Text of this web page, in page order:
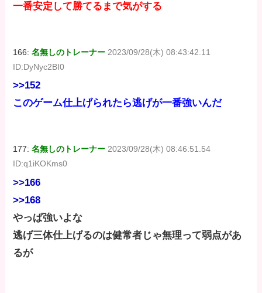
一番安定して勝てるまで気がする
166:名無しのトレーナー 2023/09/28(木) 08:43:42.11
ID:DyNyc2BI0
>>152
このゲーム仕上げられたら逃げが一番強いんだ
177:名無しのトレーナー 2023/09/28(木) 08:46:51.54
ID:q1iKOKms0
>>166
>>168
やっぱ強いよな
逃げ三体仕上げるのは健常者じゃ無理って弱点があ
るが